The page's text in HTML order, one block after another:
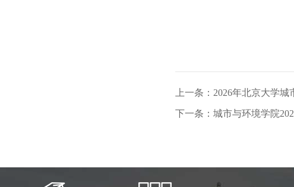
上一条：2026年北京大学
下一条：城市与环境学院